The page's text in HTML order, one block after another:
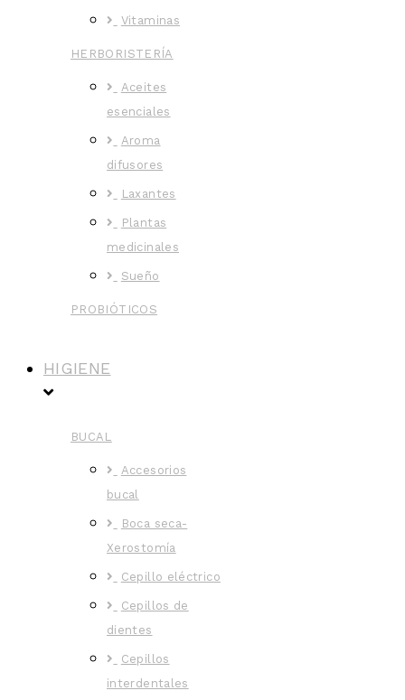
Vitaminas
HERBORISTERÍA
Aceites
esenciales
Aroma
difusores
Laxantes
Plantas
medicinales
Sueño
PROBIÓTICOS
HIGIENE
BUCAL
Accesorios
bucal
Boca seca-
Xerostomía
Cepillo eléctrico
Cepillos de
dientes
Cepillos
interdentales